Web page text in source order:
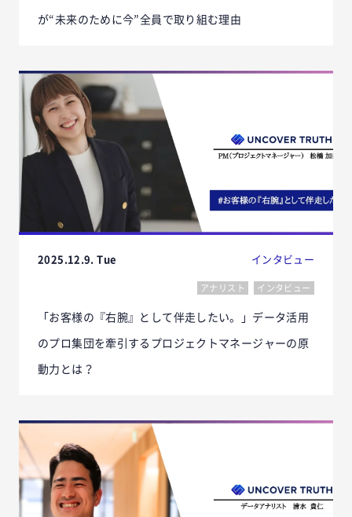
が“未来のために今”全員で取り組む理由
2025.12.9. Tue インタビュー
アナリスト インタビュー
「お客様の『右腕』として伴走したい。」データ活用
のプロ集団を牽引するプロジェクトマネージャーの原
動力とは？